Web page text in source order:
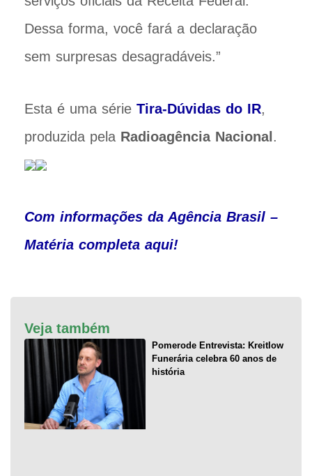
Dessa forma, você fará a declaração
sem surpresas desagradáveis.”
Esta é uma série Tira-Dúvidas do IR,
produzida pela Radioagência Nacional .
Com informações da Agência Brasil –
Matéria completa aqui!
Veja também
Pomerode Entrevista: Kreitlow
Funerária celebra 60 anos de
história